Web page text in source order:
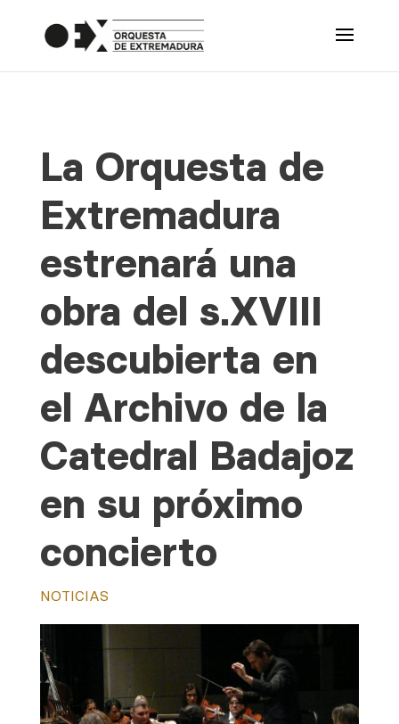
La Orquesta de
Extremadura
estrenará una
obra del s.XVIII
descubierta en
el Archivo de la
Catedral Badajoz
en su próximo
concierto
NOTICIAS